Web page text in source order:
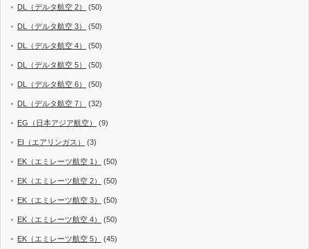
DL（デルタ航空 2） (50)
DL（デルタ航空 3） (50)
DL（デルタ航空 4） (50)
DL（デルタ航空 5） (50)
DL（デルタ航空 6） (50)
DL（デルタ航空 7） (32)
EG（日本アジア航空） (9)
EI（エアリンガス） (3)
EK（エミレーツ航空 1） (50)
EK（エミレーツ航空 2） (50)
EK（エミレーツ航空 3） (50)
EK（エミレーツ航空 4） (50)
EK（エミレーツ航空 5） (45)